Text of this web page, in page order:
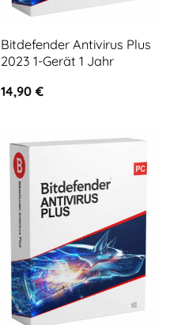
Bitdefender Antivirus Plus
2023 1-Gerät 1 Jahr
14,90 €